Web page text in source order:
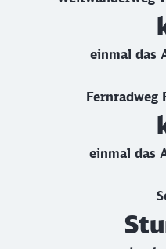
einmal das
Fernradweg
einmal das